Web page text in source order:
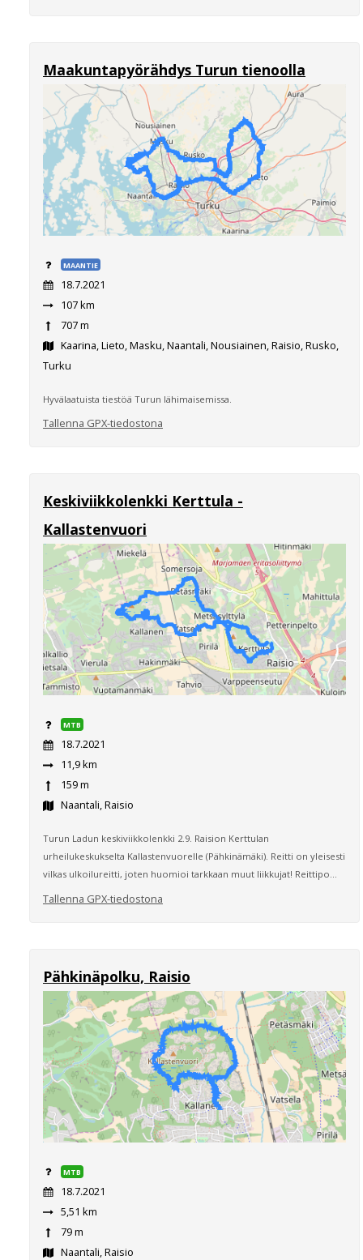
Maakuntapyörähdys Turun tienoolla
MAANTIE
18.7.2021
107 km
707 m
Kaarina, Lieto, Masku, Naantali, Nousiainen, Raisio, Rusko,
Turku
Hyvälaatuista tiestöä Turun lähimaisemissa.
Tallenna GPX-tiedostona
Keskiviikkolenkki Kerttula -
Kallastenvuori
MTB
18.7.2021
11,9 km
159 m
Naantali, Raisio
Turun Ladun keskiviikkolenkki 2.9. Raision Kerttulan
urheilukeskukselta Kallastenvuorelle (Pähkinämäki). Reitti on yleisesti
vilkas ulkoilureitti, joten huomioi tarkkaan muut liikkujat! Reittipo...
Tallenna GPX-tiedostona
Pähkinäpolku, Raisio
MTB
18.7.2021
5,51 km
79 m
Naantali, Raisio